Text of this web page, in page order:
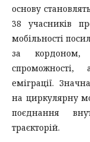
основу
38 учасників
мобільності
за кордоном,
еміграції.
на циркулярну
поєднання
траєкторій.